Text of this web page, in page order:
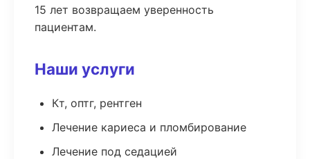
15 лет возвращаем уверенность
пациентам.
Наши услуги
Кт, оптг, рентген
Лечение кариеса и пломбирование
Лечение под седацией